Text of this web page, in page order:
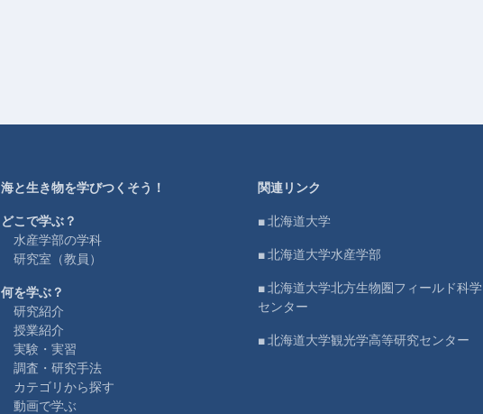
海と生き物を学びつくそう！
どこで学ぶ？
水産学部の学科
研究室（教員）
何を学ぶ？
研究紹介
授業紹介
実験・実習
調査・研究手法
カテゴリから探す
動画で学ぶ
関連リンク
■ 北海道大学
■ 北海道大学水産学部
■ 北海道大学北方生物圏フィールド科学
センター
■ 北海道大学観光学高等研究センター